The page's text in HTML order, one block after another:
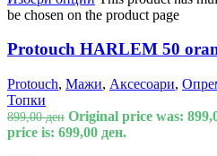
be chosen on the product page
Protouch HARLEM 50
Protouch, Мажи, Аксесоари,
Топки
899,00ден Original price was:
price is: 699,00 ден.